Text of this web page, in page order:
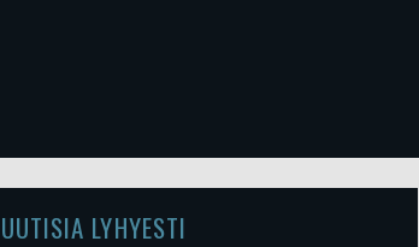
UUTISIA LYHYESTI